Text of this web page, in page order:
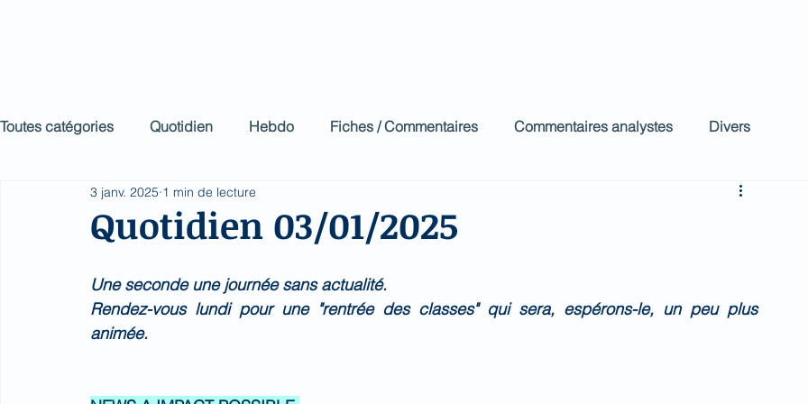
Toutes catégories Quotidien Hebdo Fiches / Commentaires Commentaires analystes Divers
Quotidien 03/01/2025
3 janv. 2025 1 min de lecture
Une seconde une journée sans actualité.
Rendez-vous lundi pour une "rentrée des classes" qui sera, espérons-le, un peu plus
animée.